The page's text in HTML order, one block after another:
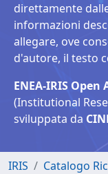
direttamente
informazioni
allegare, ove
d'autore, il testo
ENEA-IRIS Open
(Institutional
sviluppata da
IRIS Catalogo